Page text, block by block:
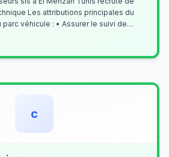
Les attributions principales du
véhicule : • Assurer le suivi de
c